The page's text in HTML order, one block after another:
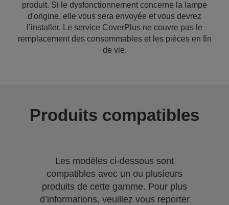
produit. Si le dysfonctionnement concerne la lampe
d'origine, elle vous sera envoyée et vous devrez
l’installer. Le service CoverPlus ne couvre pas le
remplacement des consommables et les pièces en fin
de vie.
Produits compatibles
Les modèles ci-dessous sont
compatibles avec un ou plusieurs
produits de cette gamme. Pour plus
d’informations, veuillez vous reporter